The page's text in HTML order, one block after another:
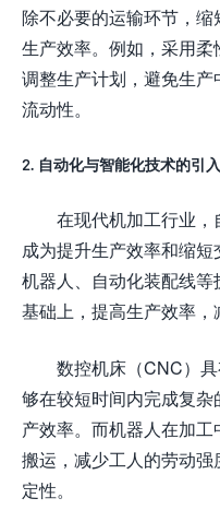
除不必要的运输环节，
生产效率。例如，采用
调整生产计划，避免生产
流动性。
2. 自动化与智能化技术的引入
在现代机加工行业
成为提升生产效率和缩短
机器人、自动化装配线
基础上，提高生产效率，
数控机床（CNC）
够在较短时间内完成复
产效率。而机器人在加
搬运，减少工人的劳动
定性。